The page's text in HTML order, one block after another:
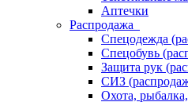
Аптечки
Распродажа
Спецодежда
Спецобувь
Защита рук
СИЗ
Охота,